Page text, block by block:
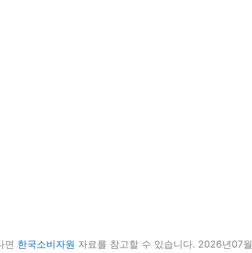
면 한국소비자원 자료를 참고할 수 있습니다. 2026년07